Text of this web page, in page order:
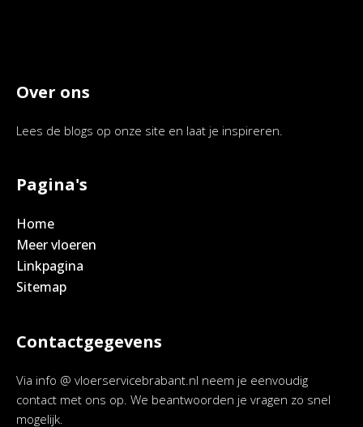
Over ons
Lees de blogs op onze site en laat je inspireren.
Pagina's
Home
Meer vloeren
Linkpagina
Sitemap
Contactgegevens
Via info @ vloerservicebrabant.nl neem je eenvoudig
contact met ons op. We beantwoorden je vragen zo snel
mogelijk.